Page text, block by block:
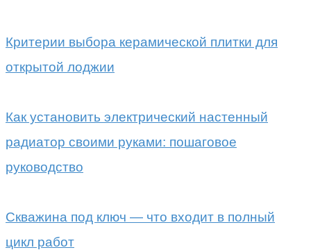
Критерии выбора керамической плитки для
открытой лоджии
Как установить электрический настенный
радиатор своими руками: пошаговое
руководство
Скважина под ключ — что входит в полный
цикл работ